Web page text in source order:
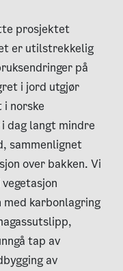
prosjektet
er utilstrekkelig
på
i jord utgjør
norske
dag langt mindre
sammenlignet
over bakken. Vi
karbonlagring
tap av
av